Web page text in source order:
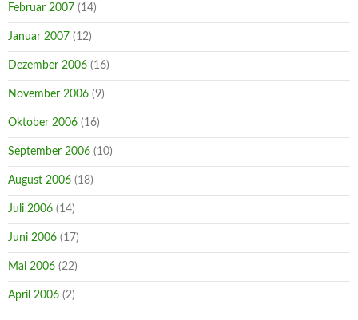
Februar 2007 (14)
Januar 2007 (12)
Dezember 2006 (16)
November 2006 (9)
Oktober 2006 (16)
September 2006 (10)
August 2006 (18)
Juli 2006 (14)
Juni 2006 (17)
Mai 2006 (22)
April 2006 (2)